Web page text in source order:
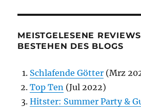
MEISTGELESENE
BESTEHEN DES BLOGS
Schlafende Götter (Mrz
Top Ten (Jul 2022)
Hitster: Summer Party &